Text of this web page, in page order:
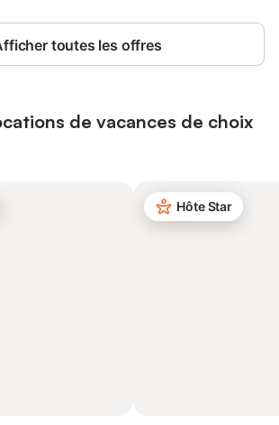
toutes les offres
de vacances de choix
Hôte Star